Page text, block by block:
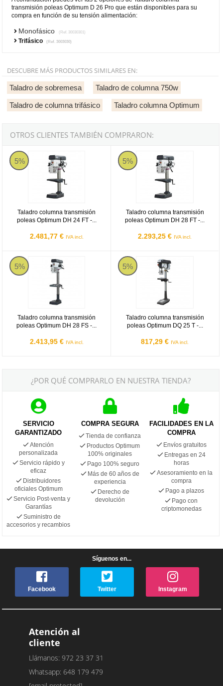
transmisión poleas Optimum D 26 Pro que están disponibles para su
compra en función de su tensión alimentación:
Monofásico (Ref. 30030301)
Trifásico (Ref. 3003030)
DESCUBRE MÁS PRODUCTOS SIMILARES EN:
Taladro de sobremesa Taladro de columna 750w
Taladro de columna trifásico Taladro columna Optimum
OTROS CLIENTES TAMBIÉN COMPRARON:
5%
Taladro columna transmisión
poleas Optimum DH 24 FT -...
2.481,77 € IVA incl.
Optimum DH 24 FT
5%
Taladro columna transmisión
poleas Optimum DH 28 FT -...
2.293,25 € IVA incl.
Optimum DH 28 FT
5%
Taladro columna transmisión
poleas Optimum DH 28 FS -...
2.413,95 € IVA incl.
Optimum DH 28 FS
5%
Taladro columna transmisión
poleas Optimum DQ 25 T -...
817,29 € IVA incl.
Optimum DQ 25 T
¿POR QUÉ COMPRARLO EN NUESTRA TIENDA?
SERVICIO
GARANTIZADO
Atención
personalizada
Servicio rápido y
eficaz
Distribuidores
oficiales Optimum
Servicio Post-venta y
Garantías
Suministro de
accesorios y recambios
COMPRA SEGURA
Tienda de confianza
Productos Optimum
100% originales
Pago 100% seguro
Más de 60 años de
experiencia
Derecho de
devolución
FACILIDADES EN LA
COMPRA
Envíos gratuitos
Entregas en 24
horas
Asesoramiento en la
compra
Pago a plazos
Pago con
criptomonedas
Síguenos en...
Facebook Twitter Instagram
Atención al
cliente
Llámanos: 972 23 37 31
Whatsapp: 648 179 479